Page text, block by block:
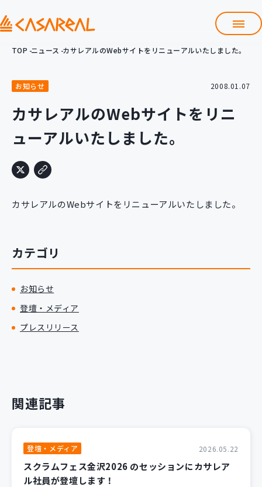
会社情報
サービス
プロダクト開発支援
クラウド導入支援 Git導入支援
システム構築支援
研修サービス
新規開発サービス
パッケージ開発
導入事例
TOP ニュース カサレアルのWebサイトをリニューアルいたしました。
お知らせ 2008.01.07
カサレアルのWebサイトをリニ
ューアルいたしました。
カサレアルのWebサイトをリニューアルいたしました。
カテゴリ
お知らせ
登壇・メディア
プレスリリース
関連記事
登壇・メディア 2026.05.22
スクラムフェス金沢2026 のセッションにカサレア
ル社員が登壇します！